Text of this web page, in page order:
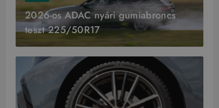
2026-os ADAC nyári gumiabroncs
teszt 225/50R17